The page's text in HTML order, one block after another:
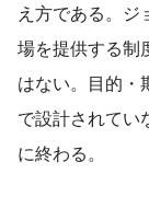
え方である。ジ
場を提供する制
はない。目的・
で設計されてい
に終わる。